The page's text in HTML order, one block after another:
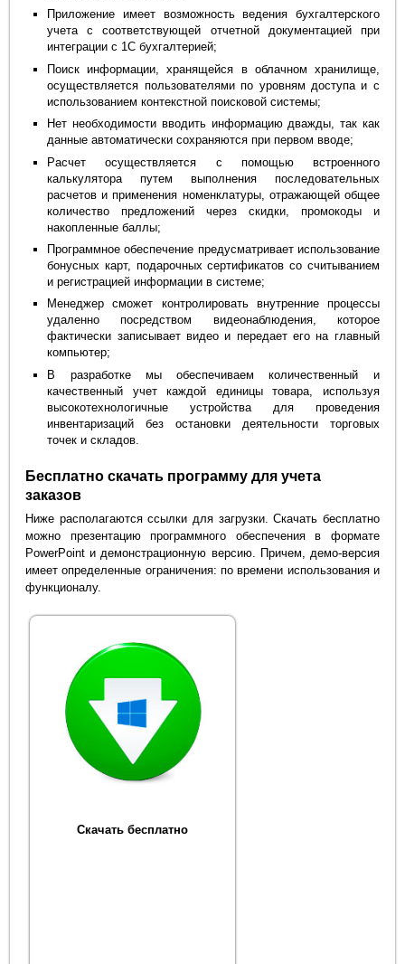
Приложение имеет возможность ведения бухгалтерского
учета с соответствующей отчетной документацией при
интеграции с 1С бухгалтерией;
Поиск информации, хранящейся в облачном хранилище,
осуществляется пользователями по уровням доступа и с
использованием контекстной поисковой системы;
Нет необходимости вводить информацию дважды, так как
данные автоматически сохраняются при первом вводе;
Расчет осуществляется с помощью встроенного
калькулятора путем выполнения последовательных
расчетов и применения номенклатуры, отражающей общее
количество предложений через скидки, промокоды и
накопленные баллы;
Программное обеспечение предусматривает использование
бонусных карт, подарочных сертификатов со считыванием
и регистрацией информации в системе;
Менеджер сможет контролировать внутренние процессы
удаленно посредством видеонаблюдения, которое
фактически записывает видео и передает его на главный
компьютер;
В разработке мы обеспечиваем количественный и
качественный учет каждой единицы товара, используя
высокотехнологичные устройства для проведения
инвентаризаций без остановки деятельности торговых
точек и складов.
Бесплатно скачать программу для учета
заказов
Ниже располагаются ссылки для загрузки. Скачать бесплатно
можно презентацию программного обеспечения в формате
PowerPoint и демонстрационную версию. Причем, демо-версия
имеет определенные ограничения: по времени использования и
функционалу.
Скачать бесплатно